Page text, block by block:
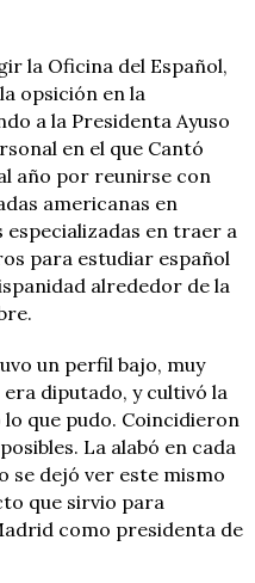
la Oficina del Español,
opsición en la
a la Presidenta Ayuso
en el que Cantó
año por reunirse con
americanas en
en traer a
para estudiar español
alrededor de la
un perfil bajo, muy
diputado, y cultivó la
que pudo. Coincidieron
La alabó en cada
se dejó ver este mismo
que sirvio para
como presidenta de